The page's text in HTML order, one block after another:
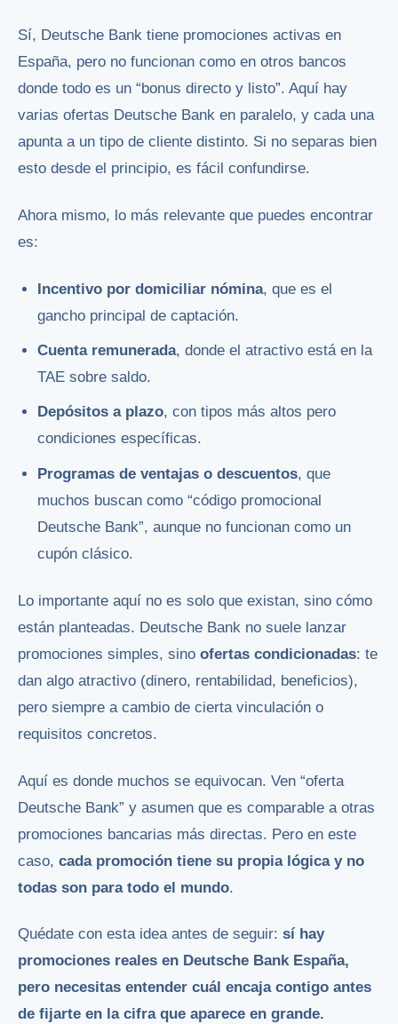
Sí, Deutsche Bank tiene promociones activas en
España, pero no funcionan como en otros bancos
donde todo es un “bonus directo y listo”. Aquí hay
varias ofertas Deutsche Bank en paralelo, y cada una
apunta a un tipo de cliente distinto. Si no separas bien
esto desde el principio, es fácil confundirse.
Ahora mismo, lo más relevante que puedes encontrar
es:
Incentivo por domiciliar nómina, que es el
gancho principal de captación.
Cuenta remunerada, donde el atractivo está en la
TAE sobre saldo.
Depósitos a plazo, con tipos más altos pero
condiciones específicas.
Programas de ventajas o descuentos, que
muchos buscan como “código promocional
Deutsche Bank”, aunque no funcionan como un
cupón clásico.
Lo importante aquí no es solo que existan, sino cómo
están planteadas. Deutsche Bank no suele lanzar
promociones simples, sino ofertas condicionadas: te
dan algo atractivo (dinero, rentabilidad, beneficios),
pero siempre a cambio de cierta vinculación o
requisitos concretos.
Aquí es donde muchos se equivocan. Ven “oferta
Deutsche Bank” y asumen que es comparable a otras
promociones bancarias más directas. Pero en este
caso, cada promoción tiene su propia lógica y no
todas son para todo el mundo.
Quédate con esta idea antes de seguir: sí hay
promociones reales en Deutsche Bank España,
pero necesitas entender cuál encaja contigo antes
de fijarte en la cifra que aparece en grande.